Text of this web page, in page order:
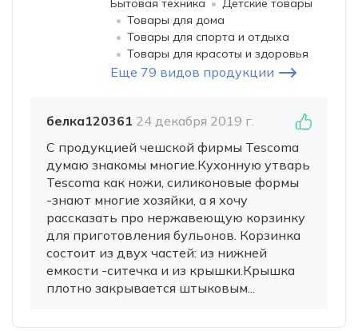
Бытовая техника
Детские товары
Товары для дома
Товары для спорта и отдыха
Товары для красоты и здоровья
Еще 79 видов продукции
белка120361 24 декабря 2019 г.
С продукцией чешской фирмы Tescoma
думаю знакомы многие.Кухонную утварь
Tescoma как ножи, силиконовые формы
-знают многие хозяйки, а я хочу
рассказать про нержавеющую корзинку
для приготовления бульонов. Корзинка
состоит из двух частей: из нижней
емкости -ситечка и из крышки.Крышка
плотно закрывается штыковым...